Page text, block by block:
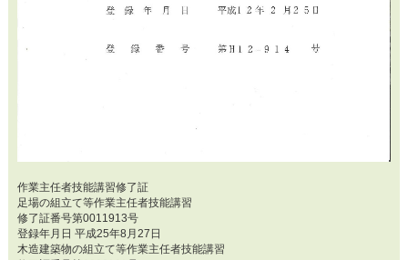
作業主任者技能講習修了証
足場の組立て等作業主任者技能講習
修了証番号第0011913号
登録年月日 平成25年8月27日
木造建築物の組立て等作業主任者技能講習